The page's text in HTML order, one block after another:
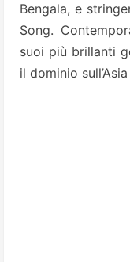
Bengala, e
Song.
suoi più brillanti
il dominio